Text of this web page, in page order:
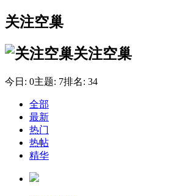
关注空巢
关注空巢
今日: 0主题: 7排名: 34
全部
最新
热门
热帖
精华